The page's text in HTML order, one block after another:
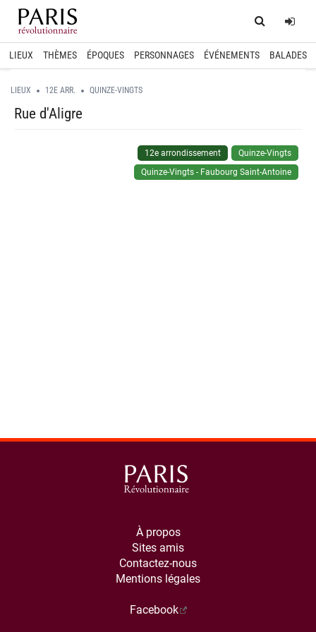
Home
LIEUX THÈMES ÉPOQUES PERSONNAGES ÉVÉNEMENTS BALADES
LIEUX 12E ARR. QUINZE-VINGTS
Rue d'Aligre
12e arrondissement
Quinze-Vingts
Quinze-Vingts - Faubourg Saint-Antoine
À propos
Sites amis
Contactez-nous
Mentions légales
Facebook